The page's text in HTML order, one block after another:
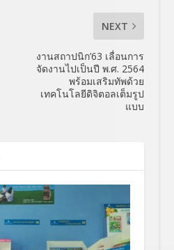
NEXT
งานสถาปนิก’63 เลื่อนการ
จัดงานไปเป็นปี พ.ศ. 2564
พร้อมเสริมทัพด้วย
เทคโนโลยีดิจิตอลเต็มรูป
แบบ